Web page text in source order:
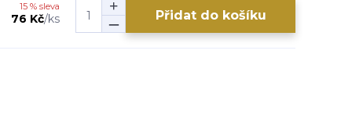
15 % sleva
76 Kč/ks Přidat do košíku